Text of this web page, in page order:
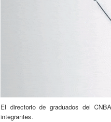
El directorio de graduados del
integrantes.